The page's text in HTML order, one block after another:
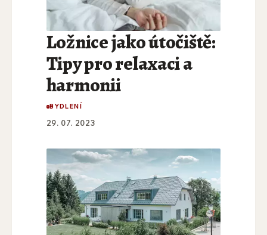
Ložnice jako útočiště:
Tipy pro relaxaci a
harmonii
BYDLENÍ
29. 07. 2023